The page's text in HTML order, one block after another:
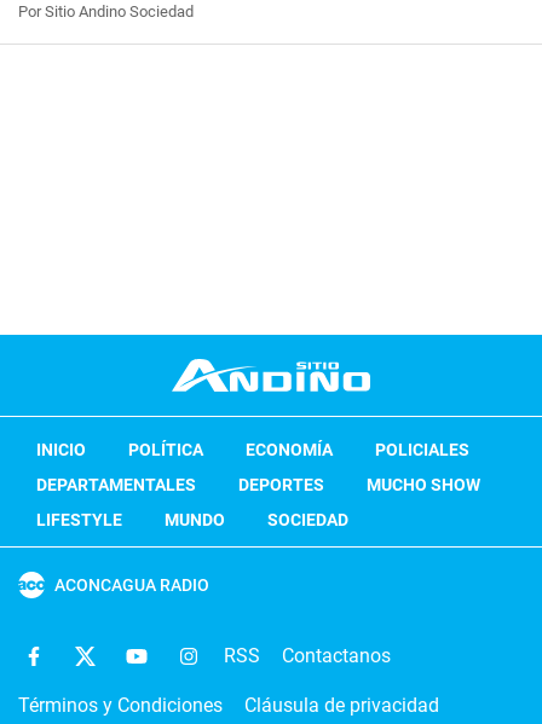
Por Sitio Andino Sociedad
INICIO POLÍTICA ECONOMÍA
POLICIALES
DEPARTAMENTALES
DEPORTES
MUCHO SHOW
LIFESTYLE
MUNDO SOCIEDAD
ACONCAGUA RADIO
RSS Contactanos
Términos y Condiciones Cláusula de privacidad